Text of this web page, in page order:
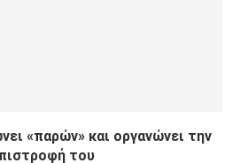
«παρών» και οργανώνει την
του